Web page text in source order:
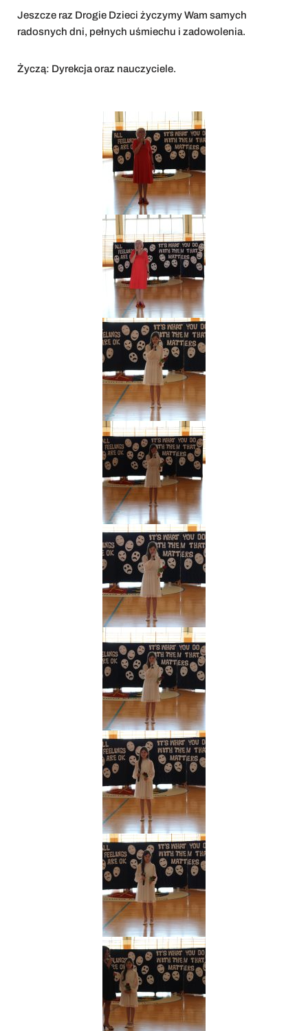
Jeszcze raz Drogie Dzieci życzymy Wam samych
radosnych dni, pełnych uśmiechu i zadowolenia.
Życzą: Dyrekcja oraz nauczyciele.